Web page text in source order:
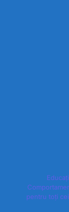
pentru toți